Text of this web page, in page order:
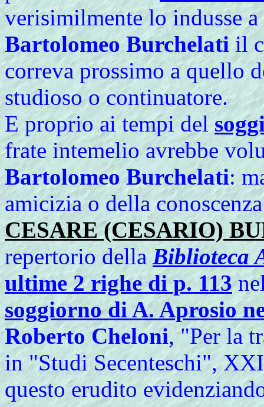
verisimilmente lo indusse
Bartolomeo Burchelati il
correva prossimo a quello
studioso o continuatore.
E proprio ai tempi del
frate intemelio avrebbe
Bartolomeo Burchelati:
amicizia o della
CESARE (CESARIO)
repertorio dellaBiblioteca
ultime 2 righe di p. 113
soggiorno di A. Aprosio
Roberto Cheloni, "Per la
in "Studi Secenteschi",
questo erudito